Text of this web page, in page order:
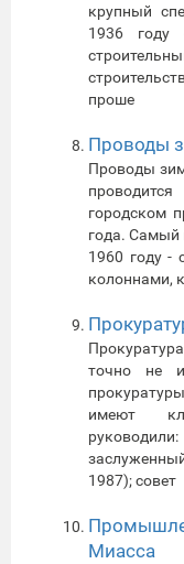
крупный
1936 году
проше
Проводы
Проводы
городском
года. Самый
1960 году -
колоннами,
точно не
имеют
1987); cовет
Миасса